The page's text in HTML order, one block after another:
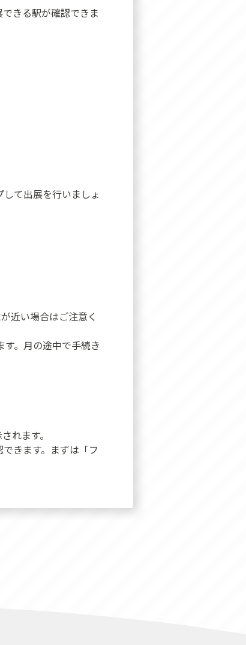
きる駅が確認できま
て出展を行いましょ
近い場合はご注意く
。月の途中で手続き
れます。
きます。まずは「フ